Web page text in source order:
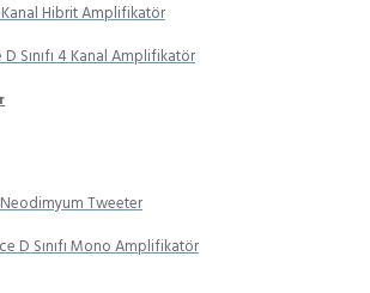
Hibrit Amplifikatör
Sınıfı 4 Kanal Amplifikatör
Tweeter
D Sınıfı Mono Amplifikatör